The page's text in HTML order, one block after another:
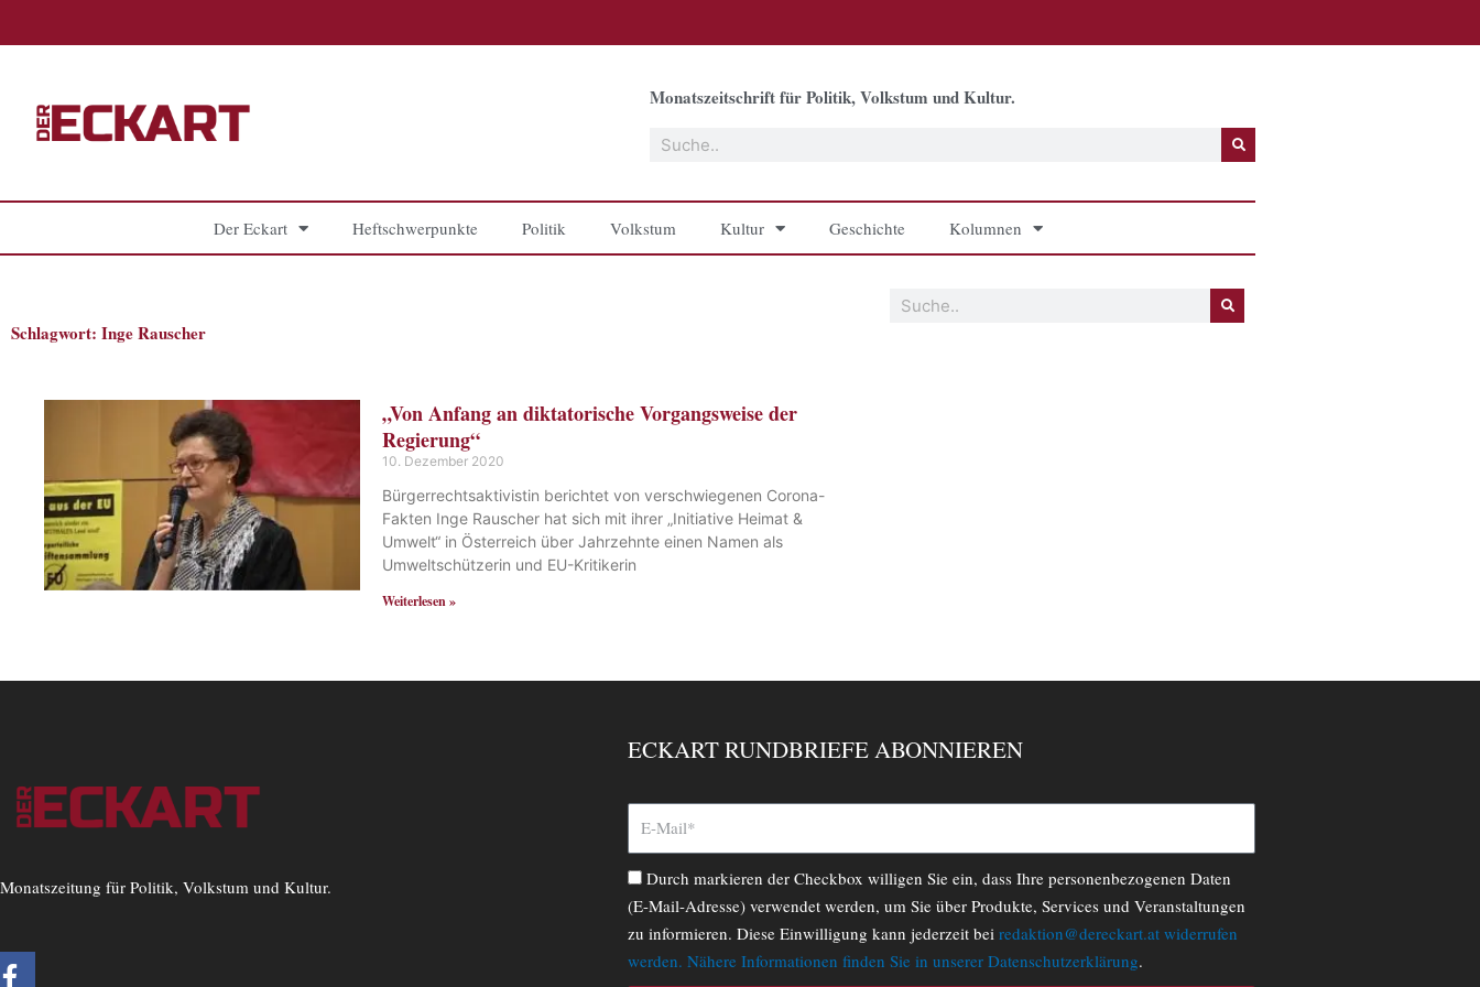
Monatszeitschrift für Politik, Volkstum und Kultur.
Suche
Der Eckart Heftschwerpunkte Politik Volkstum Kultur Geschichte Kolumnen
Schlagwort: Inge Rauscher
„Von Anfang an diktatorische Vorgangsweise der
Regierung“
10. Dezember 2020
Bürgerrechtsaktivistin berichtet von verschwiegenen Corona-
Fakten Inge Rauscher hat sich mit ihrer „Initiative Heimat &
Umwelt“ in Österreich über Jahrzehnte einen Namen als
Umweltschützerin und EU-Kritikerin
Weiterlesen »
Monatszeitung für Politik, Volkstum und Kultur.
F
ECKART RUNDBRIEFE ABONNIEREN
Durch markieren der Checkbox willigen Sie ein, dass Ihre personenbezogenen Daten
(E-Mail-Adresse) verwendet werden, um Sie über Produkte, Services und Veranstaltungen
zu informieren. Diese Einwilligung kann jederzeit bei redaktion@dereckart.at widerrufen
werden. Nähere Informationen finden Sie in unserer Datenschutzerklärung.